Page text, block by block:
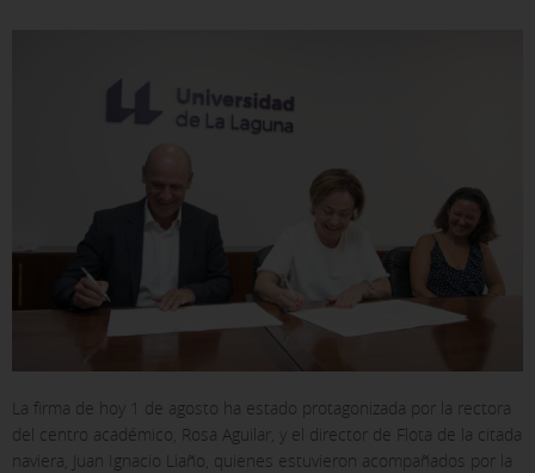
La firma de hoy 1 de agosto ha estado protagonizada por la rectora
del centro académico, Rosa Aguilar, y el director de Flota de la citada
naviera, Juan Ignacio Liaño, quienes estuvieron acompañados por la